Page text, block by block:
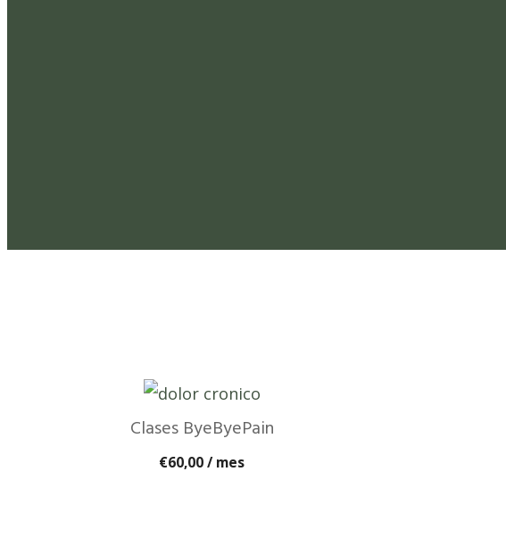
Clases ByeByePain
€60,00/ mes